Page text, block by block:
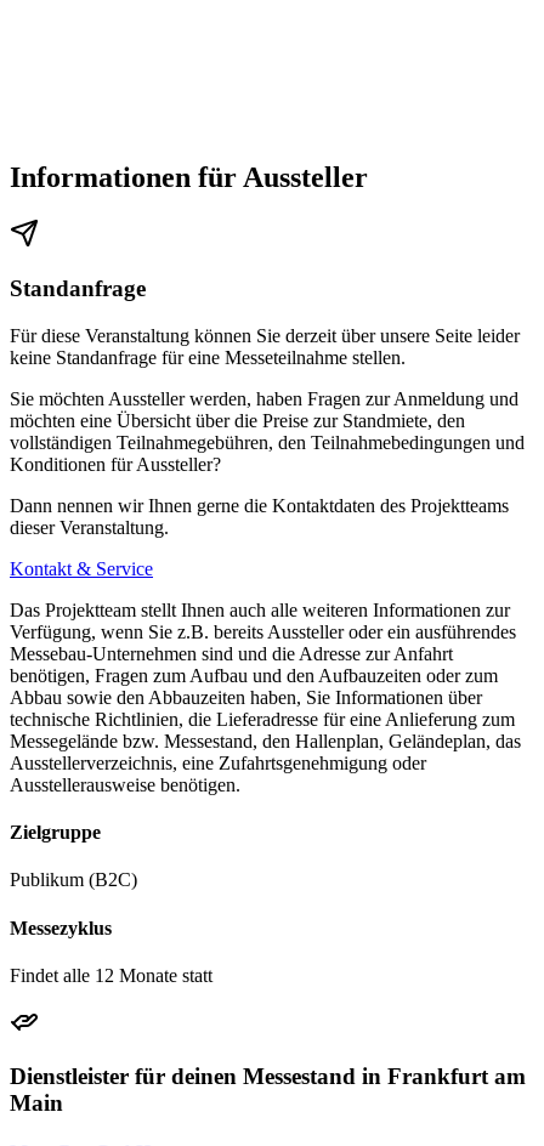
drei Stationen bis zur Haltestelle „Festhalle/Messe“. Hier
Wie komme ich vom Flughafen zum Messegelände Frankfurt?
Vom Flughafen Frankfurt am Main erreichen Sie das Messegelände
mit dem Taxi oder Auto in 15 Minuten zum „Eingang City"/
Festhalle, „Eingang Galleria" oder zum „Eingang Portalhaus" sowie
zum Congress Center und Kap Europa.
Ost gelangen Sie vom Flughafen zum Hauptbahnhof. Die S-Bahnen
S3, 4, 5 und 6 bringen Sie dann von dort direkt zur Haltestelle
„Frankfurt (Main) Messe“.
Wo kann ich an der Messe Frankfurt parken?
Zu den Veranstaltungen der Messe Frankfurt gibt ausreichende
Parkmöglichkeiten. Bei Öffnung des Messeparkhauses „Rebstock“
Tor Ost: „Brüsseler Straße"
Tor Süd: „Europa-Allee", folgen Sie ab dort der Beschilderung
Informationen für Aussteller
Standanfrage
Für diese Veranstaltung können Sie derzeit über unsere Seite leider
keine Standanfrage für eine Messeteilnahme stellen.
Sie möchten Aussteller werden, haben Fragen zur Anmeldung und
möchten eine Übersicht über die Preise zur Standmiete, den
vollständigen Teilnahmegebühren, den Teilnahmebedingungen und
Konditionen für Aussteller?
Dann nennen wir Ihnen gerne die Kontaktdaten des Projektteams
dieser Veranstaltung.
Kontakt & Service
Das Projektteam stellt Ihnen auch alle weiteren Informationen zur
Verfügung, wenn Sie z.B. bereits Aussteller oder ein ausführendes
Messebau-Unternehmen sind und die Adresse zur Anfahrt
benötigen, Fragen zum Aufbau und den Aufbauzeiten oder zum
Abbau sowie den Abbauzeiten haben, Sie Informationen über
technische Richtlinien, die Lieferadresse für eine Anlieferung zum
Messegelände bzw. Messestand, den Hallenplan, Geländeplan, das
Ausstellerverzeichnis, eine Zufahrtsgenehmigung oder
Ausstellerausweise benötigen.
Zielgruppe
Publikum (B2C)
Messezyklus
Findet alle 12 Monate statt
Dienstleister für deinen Messestand in Frankfurt am
Main